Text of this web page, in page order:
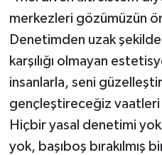
merkezleri gözümüzün
Denetimden uzak
karşılığı olmayan
insanlarla, seni
gençleştireceğiz
Hiçbir yasal denetimi
yok, başıboş bırakılmış